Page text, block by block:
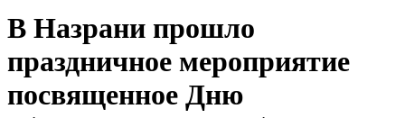
В Назрани прошло
праздничное мероприятие
посвященное Дню